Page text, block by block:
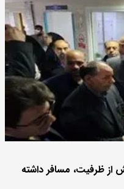
دیده کرمان ۱۷ نفر بیش از ظرفیت، مسافر داشته